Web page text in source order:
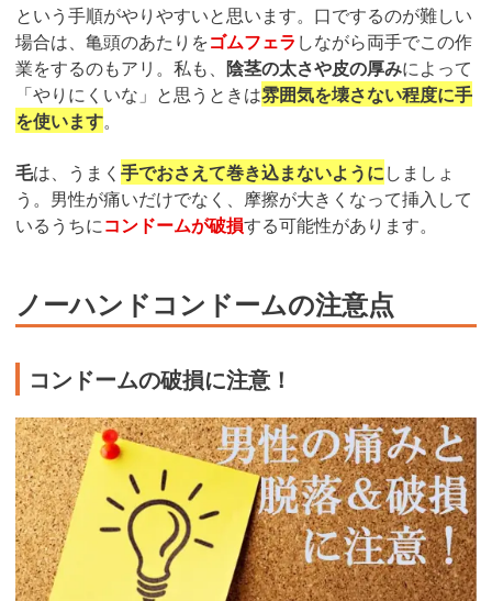
という手順がやりやすいと思います。口でするのが難しい
場合は、亀頭のあたりをゴムフェラ しながら両手でこの作
業をするのもアリ。私も、 陰茎の太さや皮の厚みによって
「やりにくいな」と思うときは雰囲気を壊さない程度に手
を使います。
毛は、うまく 手でおさえて巻き込まないようにしましょ
う。男性が痛いだけでなく、摩擦が大きくなって挿入して
いるうちにコンドームが破損する可能性があります。
ノーハンドコンドームの注意点
コンドームの破損に注意！